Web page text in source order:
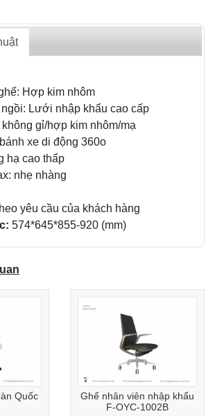
Hợp kim nhôm
Lưới nhập khẩu cao cấp
gỉ/hợp kim nhôm/mạ
xe di động 360o
hạ cao thấp
nhẹ nhàng
yêu cầu của khách hàng
574*645*855-920 (mm)
Quốc
Ghế nhân viên nhập khẩu
F-OYC-1002B